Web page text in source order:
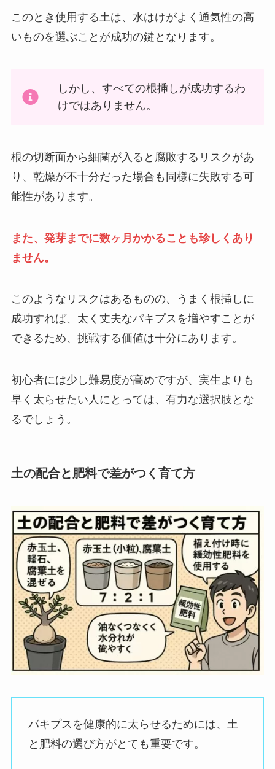
このとき使用する土は、水はけがよく通気性の高
いものを選ぶことが成功の鍵となります。
しかし、すべての根挿しが成功するわ
けではありません。
根の切断面から細菌が入ると腐敗するリスクがあ
り、乾燥が不十分だった場合も同様に失敗する可
能性があります。
また、発芽までに数ヶ月かかることも珍しくあり
ません。
このようなリスクはあるものの、うまく根挿しに
成功すれば、太く丈夫なパキプスを増やすことが
できるため、挑戦する価値は十分にあります。
初心者には少し難易度が高めですが、実生よりも
早く太らせたい人にとっては、有力な選択肢とな
るでしょう。
土の配合と肥料で差がつく育て方
パキプスを健康的に太らせるためには、土
と肥料の選び方がとても重要です。